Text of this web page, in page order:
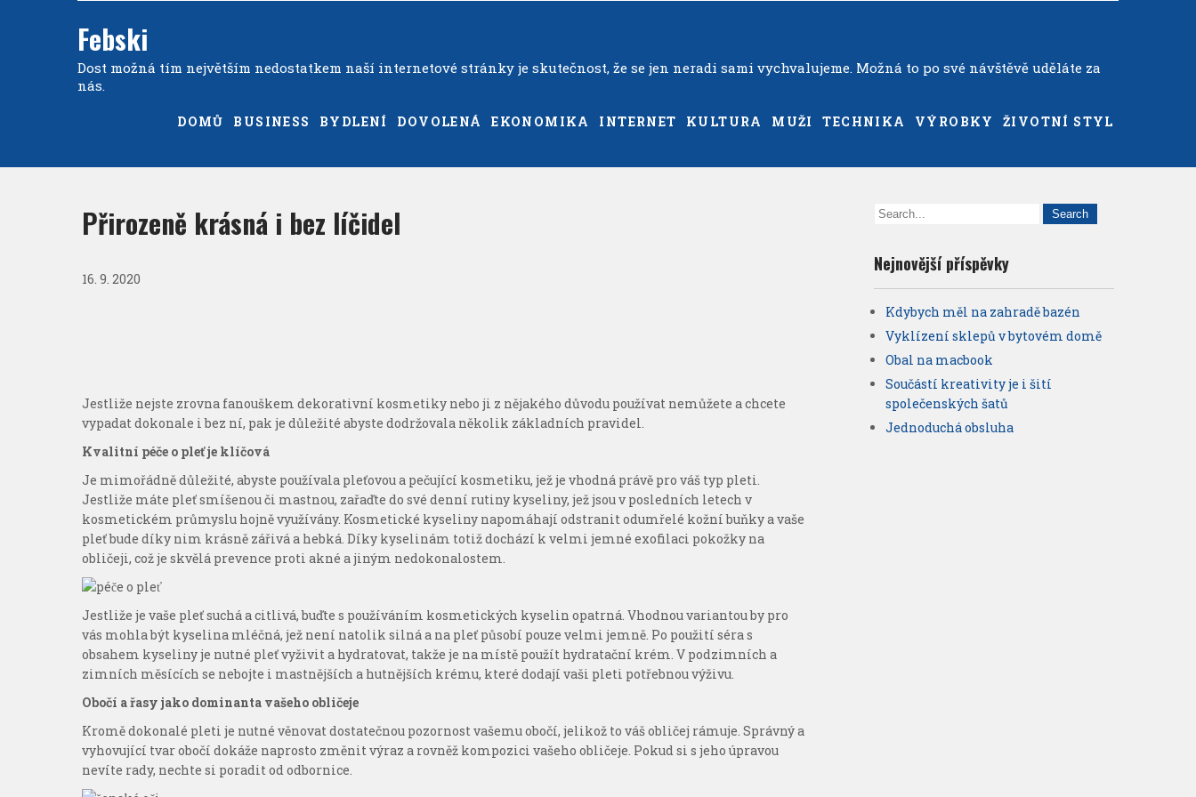
Febski
Dost možná tím největším nedostatkem naší internetové stránky je skutečnost, že se jen neradi sami vychvalujeme. Možná to po své návštěvě uděláte za
nás.
DOMŮ BUSINESS BYDLENÍ DOVOLENÁ EKONOMIKA INTERNET KULTURA MUŽI TECHNIKA VÝROBKY ŽIVOTNÍ STYL
Přirozeně krásná i bez líčidel
16. 9. 2020
Jestliže nejste zrovna fanouškem dekorativní kosmetiky nebo ji z nějakého důvodu používat nemůžete a chcete
vypadat dokonale i bez ní, pak je důležité abyste dodržovala několik základních pravidel.
Kvalitní péče o pleť je klíčová
Je mimořádně důležité, abyste používala pleťovou a pečující kosmetiku, jež je vhodná právě pro váš typ pleti.
Jestliže máte pleť smíšenou či mastnou, zařaďte do své denní rutiny kyseliny, jež jsou v posledních letech v
kosmetickém průmyslu hojně využívány. Kosmetické kyseliny napomáhají odstranit odumřelé kožní buňky a vaše
pleť bude díky nim krásně zářivá a hebká. Díky kyselinám totiž dochází k velmi jemné exofilaci pokožky na
obličeji, což je skvělá prevence proti akné a jiným nedokonalostem.
Jestliže je vaše pleť suchá a citlivá, buďte s používáním kosmetických kyselin opatrná. Vhodnou variantou by pro
vás mohla být kyselina mléčná, jež není natolik silná a na pleť působí pouze velmi jemně. Po použití séra s
obsahem kyseliny je nutné pleť vyživit a hydratovat, takže je na místě použít hydratační krém. V podzimních a
zimních měsících se nebojte i mastnějších a hutnějších krému, které dodají vaši pleti potřebnou výživu.
Obočí a řasy jako dominanta vašeho obličeje
Kromě dokonalé pleti je nutné věnovat dostatečnou pozornost vašemu obočí, jelikož to váš obličej rámuje. Správný a
vyhovující tvar obočí dokáže naprosto změnit výraz a rovněž kompozici vašeho obličeje. Pokud si s jeho úpravou
nevíte rady, nechte si poradit od odbornice.
Nejnovější příspěvky
Kdybych měl na zahradě bazén
Vyklízení sklepů v bytovém domě
Obal na macbook
Součástí kreativity je i šití
společenských šatů
Jednoduchá obsluha